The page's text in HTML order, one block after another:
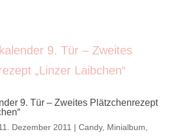
9. Tür – Zweites Plätzchenrezept
Dezember 2011 | Candy, Minialbum